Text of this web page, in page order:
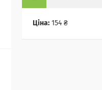
Ціна: 154 ₴